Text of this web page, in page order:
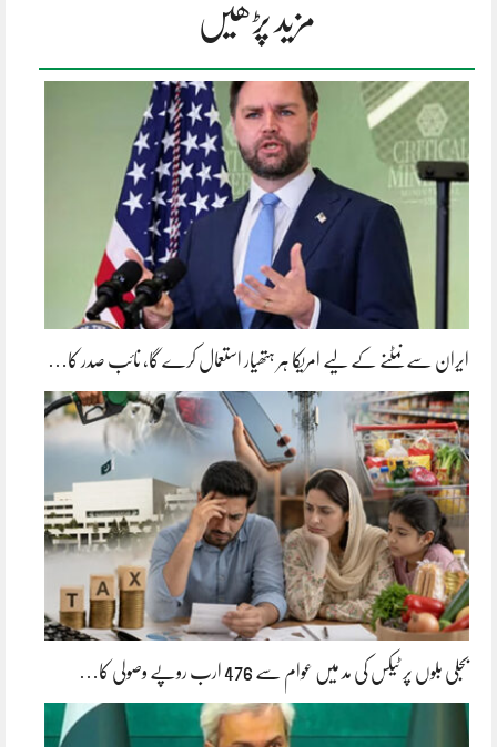
مزید پڑھیں
ایران سے نمٹنے کے لیے امریکا ہر ہتھیار استعمال کرے گا، نائب صدر کا…
بجلی بلوں پر ٹیکس کی مد میں عوام سے 476 ارب روپے وصولی کا…